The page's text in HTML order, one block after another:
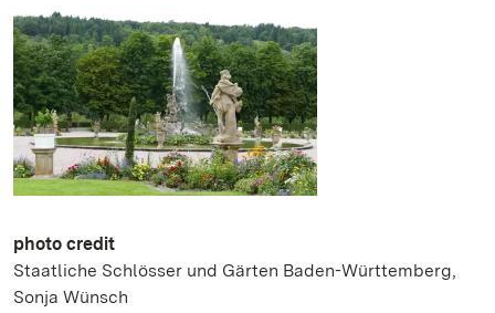
photo credit
Staatliche Schlösser und Gärten Baden-Württemberg,
Sonja Wünsch